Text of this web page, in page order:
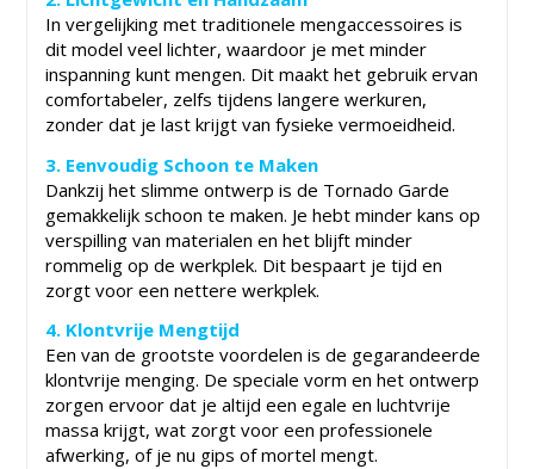
In vergelijking met traditionele mengaccessoires is
dit model veel lichter, waardoor je met minder
inspanning kunt mengen. Dit maakt het gebruik ervan
comfortabeler, zelfs tijdens langere werkuren,
zonder dat je last krijgt van fysieke vermoeidheid.
3. Eenvoudig Schoon te Maken
Dankzij het slimme ontwerp is de Tornado Garde
gemakkelijk schoon te maken. Je hebt minder kans op
verspilling van materialen en het blijft minder
rommelig op de werkplek. Dit bespaart je tijd en
zorgt voor een nettere werkplek.
4. Klontvrije Mengtijd
Een van de grootste voordelen is de gegarandeerde
klontvrije menging. De speciale vorm en het ontwerp
zorgen ervoor dat je altijd een egale en luchtvrije
massa krijgt, wat zorgt voor een professionele
afwerking, of je nu gips of mortel mengt.